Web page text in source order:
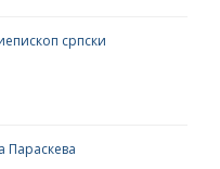
српски
Параскева